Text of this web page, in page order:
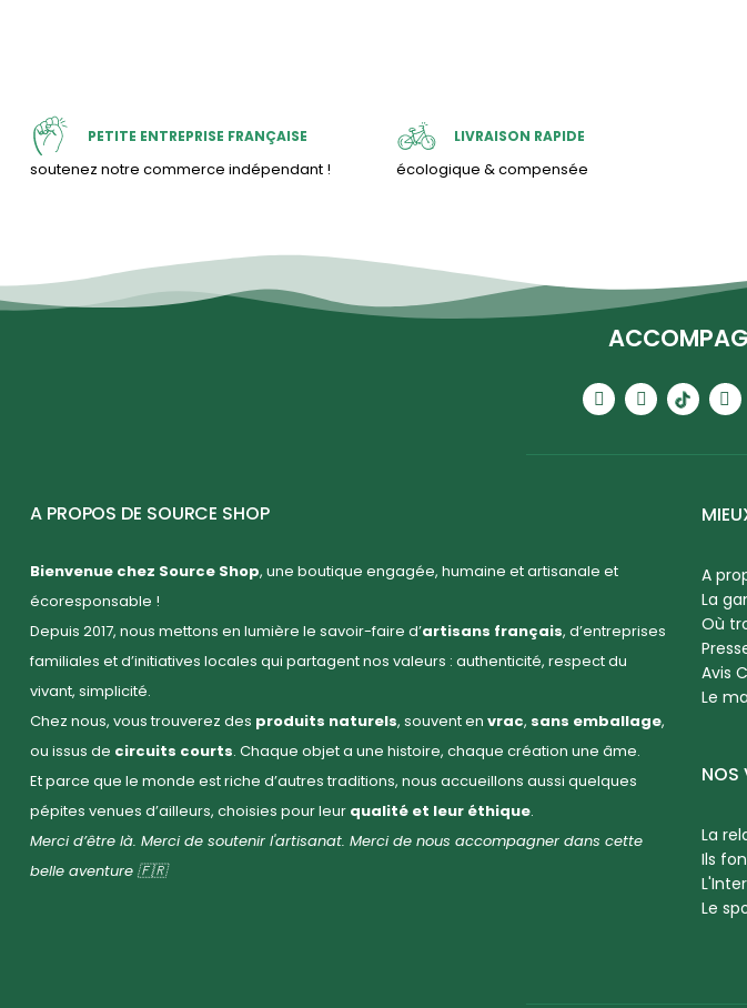
PETITE ENTREPRISE FRANÇAISE
soutenez notre commerce indépendant !
LIVRAISON RAPIDE
écologique & compensée
A PROPOS DE SOURCE SHOP
Bienvenue chez Source Shop, une boutique engagée, humaine et artisanale et
écoresponsable !
Depuis 2017, nous mettons en lumière le savoir-faire d’artisans français, d’entreprises
familiales et d’initiatives locales qui partagent nos valeurs : authenticité, respect du
vivant, simplicité.
Chez nous, vous trouverez des produits naturels, souvent en vrac, sans emballage,
ou issus de circuits courts. Chaque objet a une histoire, chaque création une âme.
Et parce que le monde est riche d’autres traditions, nous accueillons aussi quelques
pépites venues d’ailleurs, choisies pour leur qualité et leur éthique.
Merci d’être là. Merci de soutenir l'artisanat. Merci de nous accompagner dans cette
belle aventure 🇫🇷
A
La
Où
Avis
Le
NOS
La
Ils
Le